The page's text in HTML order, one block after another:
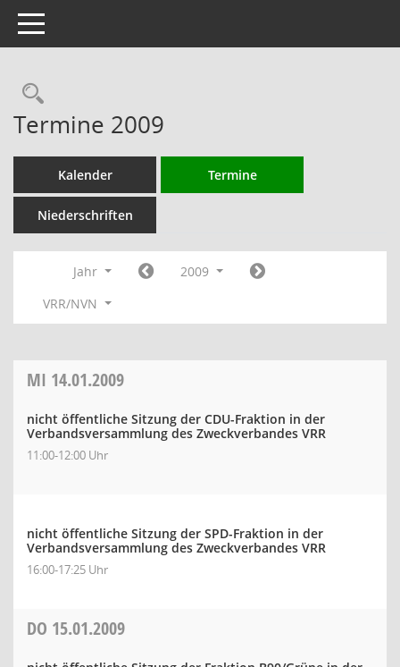
Toggle navigation
Rechercheauswahl
Termine 2009
Kalender Termine
Niederschriften
Jahr
2009
VRR/NVN
MI 14.01.2009
nicht öffentliche Sitzung der CDU-Fraktion in der
Verbandsversammlung des Zweckverbandes VRR
11:00-12:00 Uhr
nicht öffentliche Sitzung der SPD-Fraktion in der
Verbandsversammlung des Zweckverbandes VRR
16:00-17:25 Uhr
DO 15.01.2009